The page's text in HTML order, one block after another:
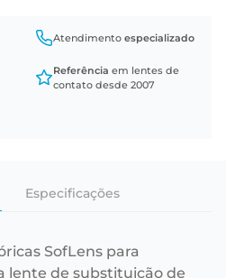
Atendimento especializado
Referência em lentes de
contato desde 2007
Especificações
SofLens para
lente de substituição de